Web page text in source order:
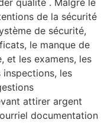
qualité . Malgré le
de la sécurité
de sécurité,
le manque de
et les examens, les
inspections, les
attirer argent
documentation